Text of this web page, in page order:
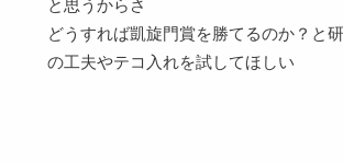
と思うからさ
どうすれば凱旋門賞を勝てるのか？と
の工夫やテコ入れを試してほしい